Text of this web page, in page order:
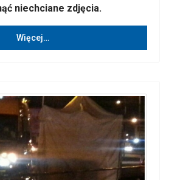
niechciane zdjęcia.
Więcej…